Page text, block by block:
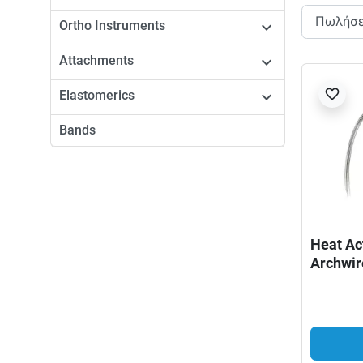
Ortho Instruments 
Attachments 
Elastomerics 
Bands
favorite_border
Heat